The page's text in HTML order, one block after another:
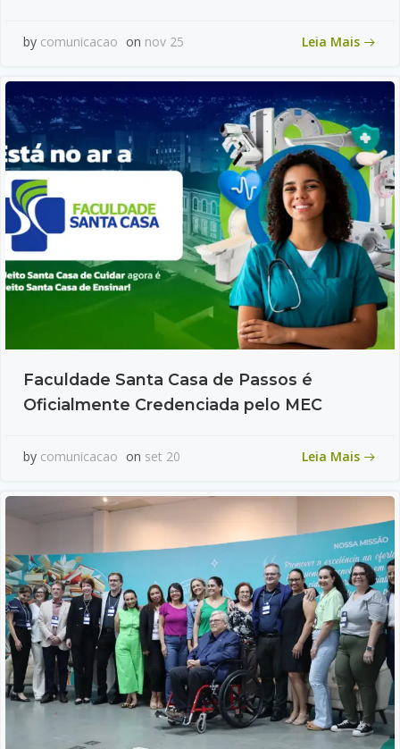
by comunicacao on nov 25 Leia Mais
Faculdade Santa Casa de Passos é
Oficialmente Credenciada pelo MEC
by comunicacao on set 20 Leia Mais